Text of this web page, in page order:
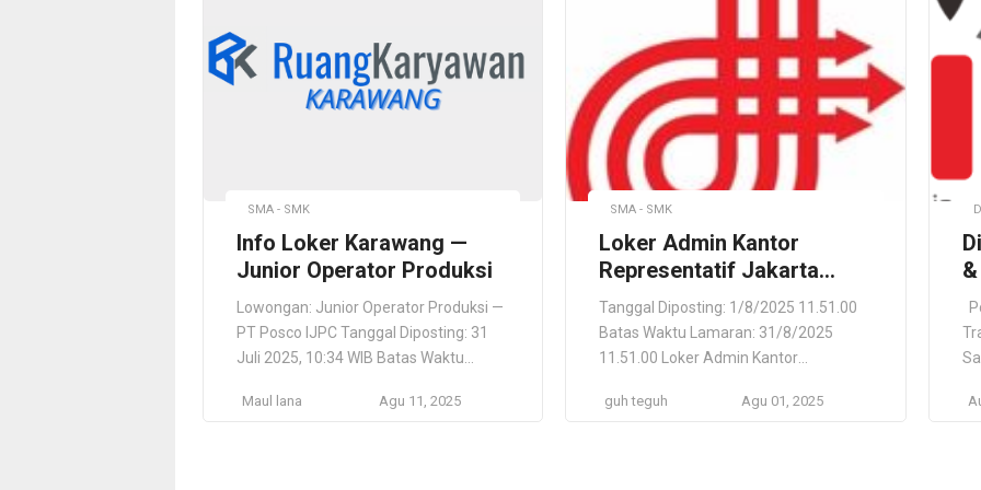
SMA - SMK
Info Loker Karawang —
Junior Operator Produksi
Lowongan: Junior Operator Produksi —
PT Posco IJPC Tanggal Diposting: 31
Juli 2025, 10:34 WIB Batas Waktu
Info Loker Karawang — Junior Operator
Maul lana Agu 11, 2025
SMA - SMK
Loker Admin Kantor
Representatif Jakarta
Utara, Jakarta Raya —
Lamar Langsung
(pengadaan barang untuk
overhoul (MRO))
Tanggal Diposting: 1/8/2025 11.51.00
Batas Waktu Lamaran: 31/8/2025
11.51.00 Loker Admin Kantor
Raya — Lamar Langsung (pengadaan
guh teguh Agu 01, 2025